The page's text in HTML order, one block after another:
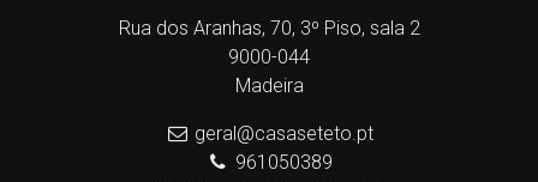
Rua dos Aranhas, 70, 3º Piso, sala 2
9000-044
Madeira
geral@casaseteto.pt
961050389